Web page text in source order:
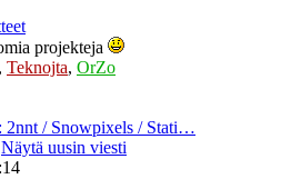
projekteja
, Teknojta, OrZo
2nnt / Snowpixels / Stati…
Näytä uusin viesti